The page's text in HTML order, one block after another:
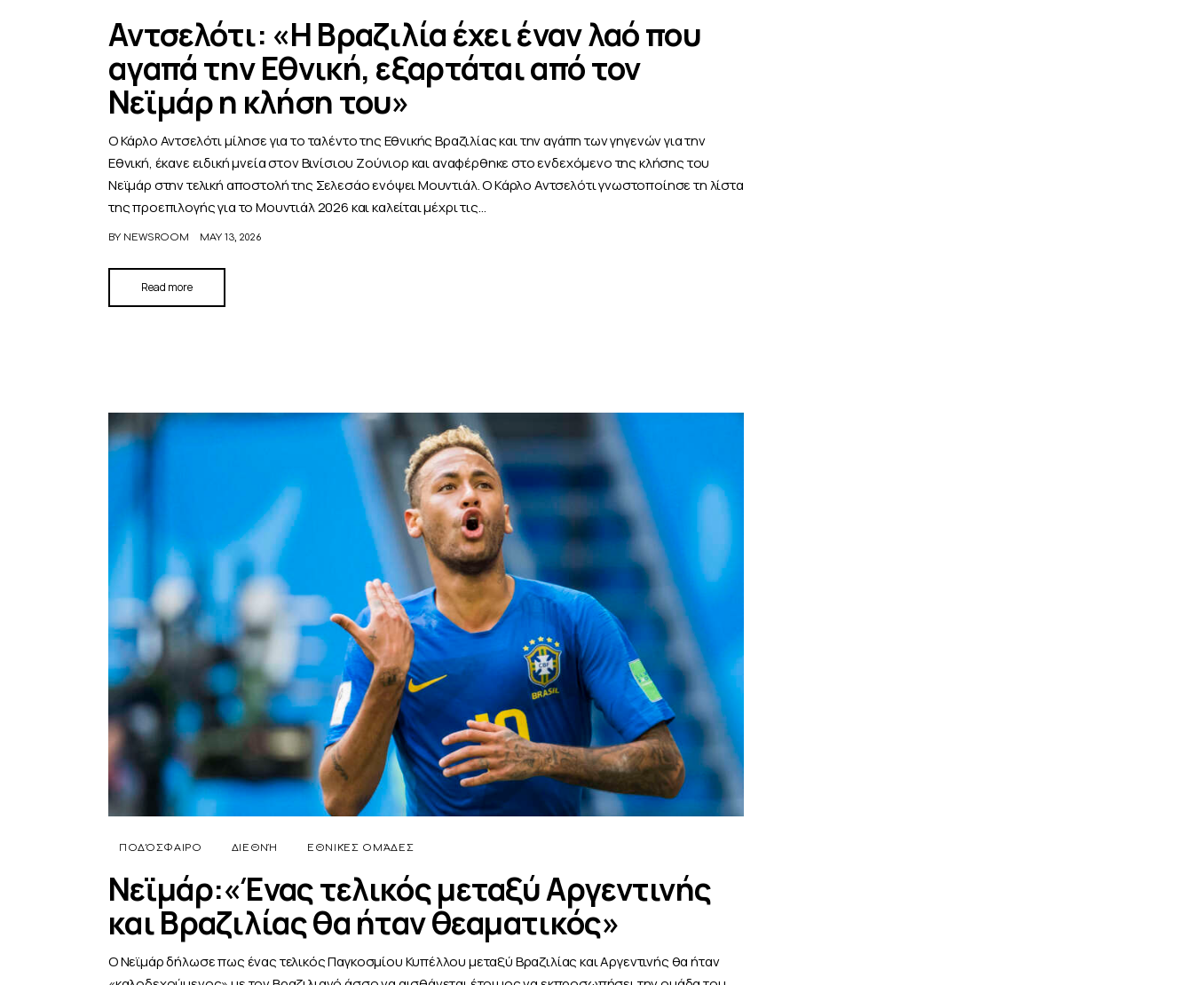
Αντσελότι: «Η Βραζιλία έχει έναν λαό που
αγαπά την Εθνική, εξαρτάται από τον
Νεϊμάρ η κλήση του»
Ο Κάρλο Αντσελότι μίλησε για το ταλέντο της Εθνικής Βραζιλίας και την αγάπη των γηγενών για την
Εθνική, έκανε ειδική μνεία στον Βινίσιου Ζούνιορ και αναφέρθηκε στο ενδεχόμενο της κλήσης του
Νεϊμάρ στην τελική αποστολή της Σελεσάο ενόψει Μουντιάλ. Ο Κάρλο Αντσελότι γνωστοποίησε τη λίστα
της προεπιλογής για το Μουντιάλ 2026 και καλείται μέχρι τις…
BY NEWSROOM MAY 13, 2026
Read more
ΠΟΔΌΣΦΑΙΡΟ ΔΙΕΘΝΉ ΕΘΝΙΚΈΣ ΟΜΆΔΕΣ
Νεϊμάρ:«Ένας τελικός μεταξύ Αργεντινής
και Βραζιλίας θα ήταν θεαματικός»
Ο Νεϊμάρ δήλωσε πως ένας τελικός Παγκοσμίου Κυπέλλου μεταξύ Βραζιλίας και Αργεντινής θα ήταν